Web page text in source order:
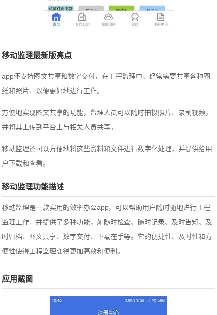
移动监理最新版亮点
app还支持图文共享和数字交付，在工程监理中，经常需要共享各种图
纸和照片，以便更好地进行工作。
方便地实现图文共享的功能，监理人员可以随时拍摄照片、录制视频，
并将其上传到平台上与相关人员共享。
移动监理还可以方便地将这些资料和文件进行数字化处理，并提供给用
户下载和查看。
移动监理功能描述
移动监理是一款实用的效率办公app，可以帮助用户随时随地进行工程
监理工作，并提供了多种功能，如随时检查、随时记录、及时告知、及
时归档、图文共享、数字交付、下载在手等。它的便捷性、及时性和方
便性使得工程监理变得更加高效和便利。
应用截图